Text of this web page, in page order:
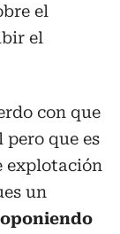
el
el
con que
pero que es
explotación
un